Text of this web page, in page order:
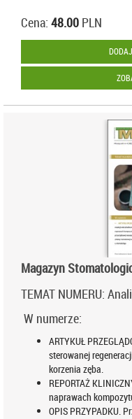
Cena: 48.00 PLN
Magazyn
TEMAT NUMERU:
W numerze:
ARTYKUŁ
sterowanej
korzenia zęba.
REPORTAŻ
naprawach
OPIS PRZYPADKU.